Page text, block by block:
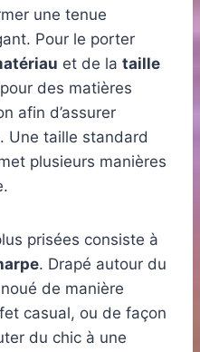
une tenue
Pour le porter
et de la taille
des matières
afin d’assurer
Une taille standard
plusieurs manières
prisées consiste à
. Drapé autour du
de manière
casual, ou de façon
du chic à une